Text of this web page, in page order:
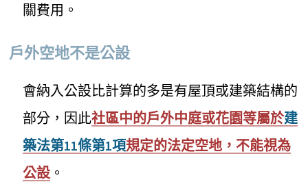
關費用。
戶外空地不是公設
會納入公設比計算的多是有屋頂或建築結構的
部分，因此社區中的戶外中庭或花園等屬於建
築法第11條第1項規定的法定空地，不能視為
公設 。